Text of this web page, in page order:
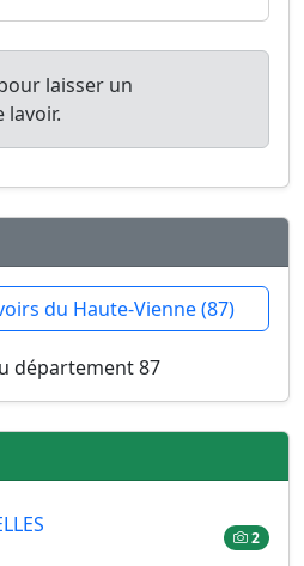
laisser un
lavoir.
du Haute-Vienne (87)
2